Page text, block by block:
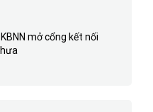
mở cổng kết nối